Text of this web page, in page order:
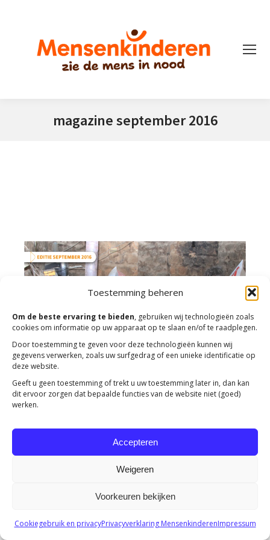
Toestemming beheren
Om de beste ervaring te bieden, gebruiken wij technologieën zoals
cookies om informatie op uw apparaat op te slaan en/of te raadplegen.
Door toestemming te geven voor deze technologieën kunnen wij
gegevens verwerken, zoals uw surfgedrag of een unieke identificatie op
deze website.
Geeft u geen toestemming of trekt u uw toestemming later in, dan kan
dit ervoor zorgen dat bepaalde functies van de website niet (goed)
werken.
Accepteren
Weigeren
Voorkeuren bekijken
Cookiegebruik en privacyPrivacyverklaring MensenkinderenImpressum
magazine september 2016